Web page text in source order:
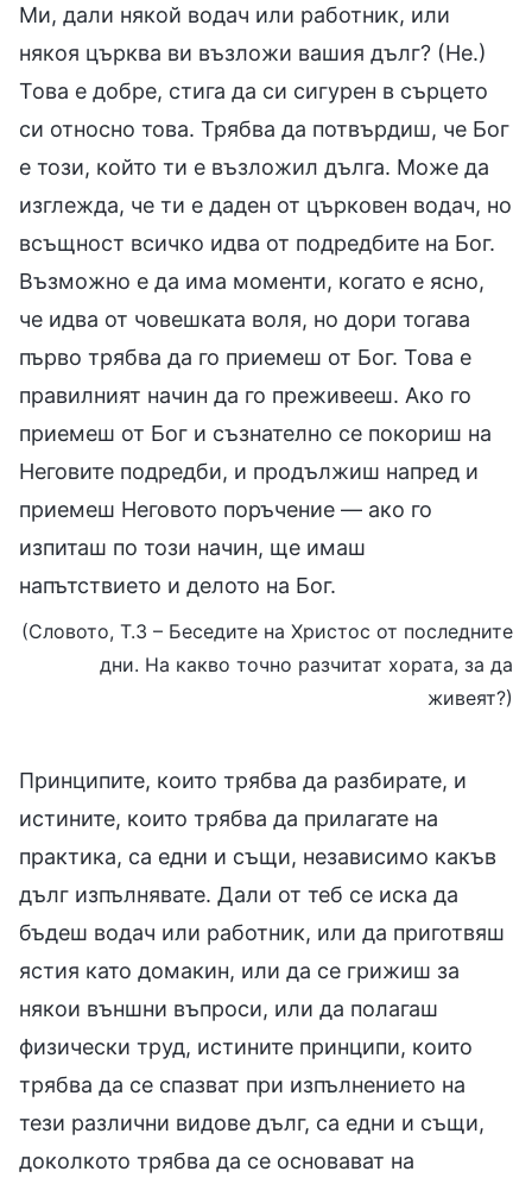
Ми, дали някой водач или работник, или
някоя църква ви възложи вашия дълг? (Не.)
Това е добре, стига да си сигурен в сърцето
си относно това. Трябва да потвърдиш, че Бог
е този, който ти е възложил дълга. Може да
изглежда, че ти е даден от църковен водач, но
всъщност всичко идва от подредбите на Бог.
Възможно е да има моменти, когато е ясно,
че идва от човешката воля, но дори тогава
първо трябва да го приемеш от Бог. Това е
правилният начин да го преживееш. Ако го
приемеш от Бог и съзнателно се покориш на
Неговите подредби, и продължиш напред и
приемеш Неговото поръчение — ако го
изпиташ по този начин, ще имаш
напътствието и делото на Бог.
(Словото, Т.3 – Беседите на Христос от последните
дни. На какво точно разчитат хората, за да
живеят?)
Принципите, които трябва да разбирате, и
истините, които трябва да прилагате на
практика, са едни и същи, независимо какъв
дълг изпълнявате. Дали от теб се иска да
бъдеш водач или работник, или да приготвяш
ястия като домакин, или да се грижиш за
някои външни въпроси, или да полагаш
физически труд, истините принципи, които
трябва да се спазват при изпълнението на
тези различни видове дълг, са едни и същи,
доколкото трябва да се основават на